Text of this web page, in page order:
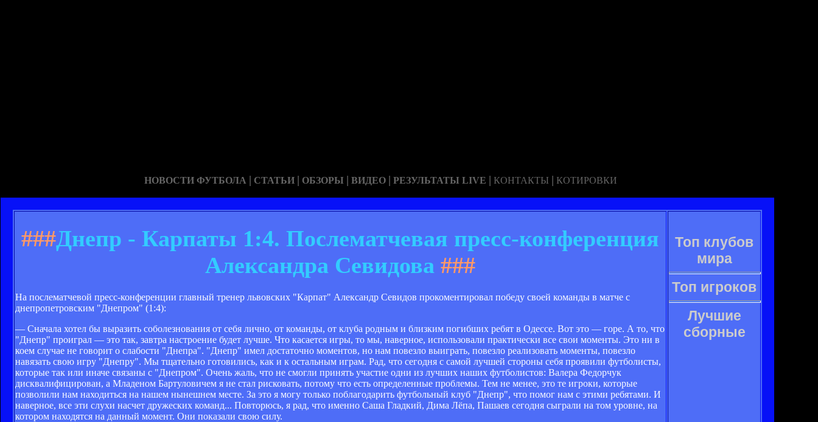
НОВОСТИ ФУТБОЛА | СТАТЬИ | ОБЗОРЫ | ВИДЕО | РЕЗУЛЬТАТЫ LIVE | КОНТАКТЫ | КОТИРОВКИ
###Днепр - Карпаты 1:4. Послематчевая пресс-конференция
Александра Севидова ###
На послематчевой пресс-конференции главный тренер львовских "Карпат" Александр Севидов прокоментировал победу своей команды в матче с
днепропетровским "Днепром" (1:4):
— Сначала хотел бы выразить соболезнования от себя лично, от команды, от клуба родным и близким погибших ребят в Одессе. Вот это — горе. А то, что
"Днепр" проиграл — это так, завтра настроение будет лучше. Что касается игры, то мы, наверное, использовали практически все свои моменты. Это ни в
коем случае не говорит о слабости "Днепра". "Днепр" имел достаточно моментов, но нам повезло выиграть, повезло реализовать моменты, повезло
навязать свою игру "Днепру". Мы тщательно готовились, как и к остальным играм. Рад, что сегодня с самой лучшей стороны себя проявили футболисты,
которые так или иначе связаны с "Днепром". Очень жаль, что не смогли принять участие одни из лучших наших футболистов: Валера Федорчук
дисквалифицирован, а Младеном Бартуловичем я не стал рисковать, потому что есть определенные проблемы. Тем не менее, это те игроки, которые
позволили нам находиться на нашем нынешнем месте. За это я могу только поблагодарить футбольный клуб "Днепр", что помог нам с этими ребятами. И
наверное, все эти слухи насчет дружеских команд... Повторюсь, я рад, что именно Саша Гладкий, Дима Лёпа, Пашаев сегодня сыграли на том уровне, на
котором находятся на данный момент. Они показали свою силу.
Топ клубов
мира
Топ игроков
Лучшие
сборные